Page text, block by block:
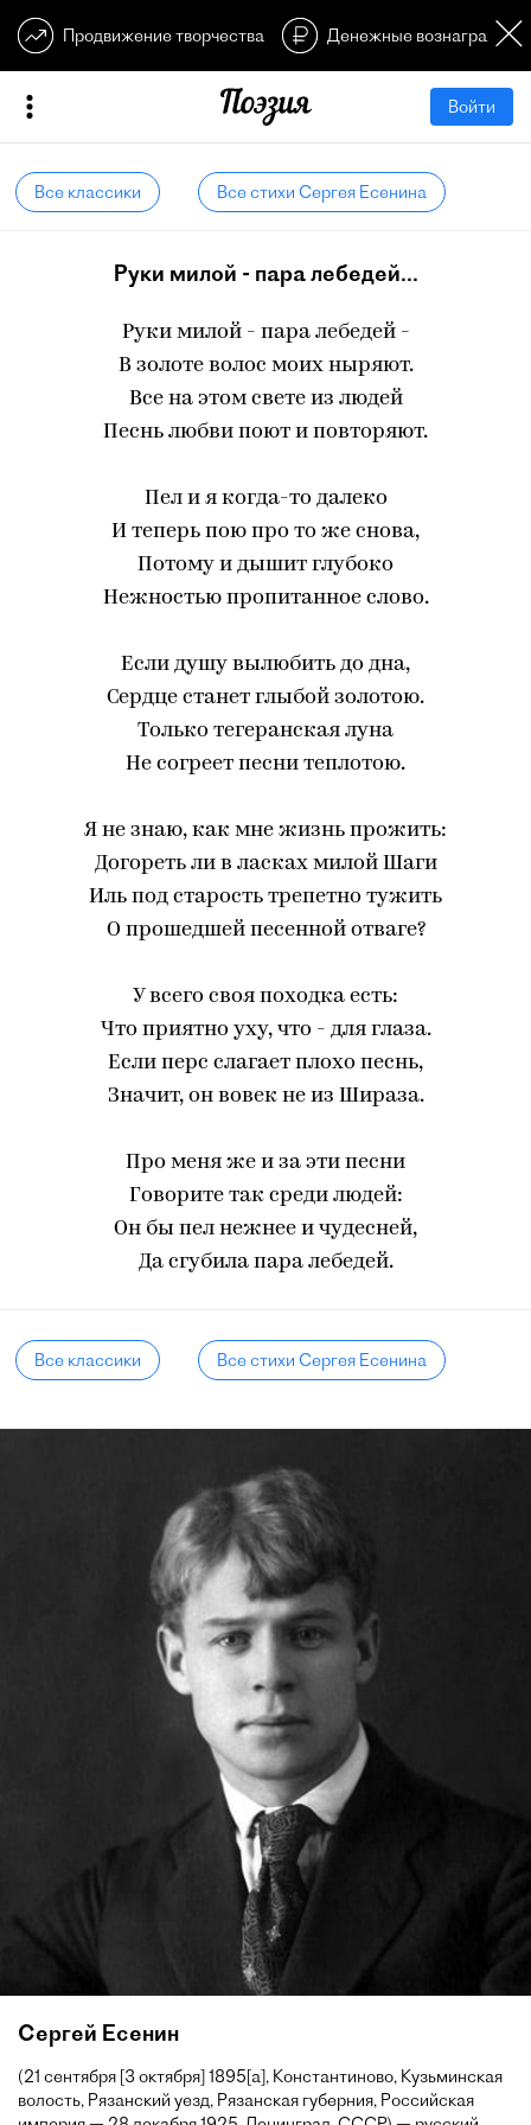
Продвижение творчества Денежные
Войти
Все классики Все стихи Сергея Есенина
Руки милой - пара лебедей...
Руки милой - пара лебедей -
В золоте волос моих ныряют.
Все на этом свете из людей
Песнь любви поют и повторяют.
Пел и я когда-то далеко
И теперь пою про то же снова,
Потому и дышит глубоко
Нежностью пропитанное слово.
Если душу вылюбить до дна,
Сердце станет глыбой золотою.
Только тегеранская луна
Не согреет песни теплотою.
Я не знаю, как мне жизнь прожить:
Догореть ли в ласках милой Шаги
Иль под старость трепетно тужить
О прошедшей песенной отваге?
У всего своя походка есть:
Что приятно уху, что - для глаза.
Если перс слагает плохо песнь,
Значит, он вовек не из Шираза.
Про меня же и за эти песни
Говорите так среди людей:
Он бы пел нежнее и чудесней,
Да сгубила пара лебедей.
Все классики Все стихи Сергея Есенина
Сергей Есенин
(21 сентября [3 октября] 1895[a], Константиново, Кузьминская
волость, Рязанский уезд, Рязанская губерния, Российская